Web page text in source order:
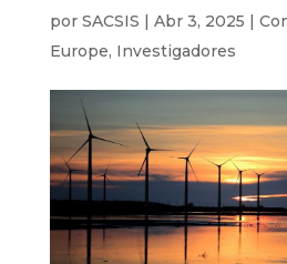
por SACSIS | Abr 3, 2025 |
Europe, Investigadores